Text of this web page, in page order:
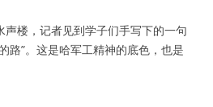
楼，记者见到学子们手写下的一句
路”。这是哈军工精神的底色，也是